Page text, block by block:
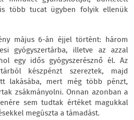
több tucat ügyben folyik ellenük
május 6-án éjjel történt: három
gyógyszertárba, illetve az azzal
egy idős gyógyszerésznő él. Az
készpénzt szereztek, majd
lakásába, mert még több pénzt,
zsákmányolni. Onnan azonban a
sem tudtak értéket magukkal
megúszta a támadást.